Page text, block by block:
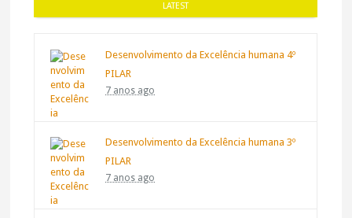
LATEST
Desenvolvimento da Excelência humana 4º
PILAR
7 anos ago
Desenvolvimento da Excelência humana 3º
PILAR
7 anos ago